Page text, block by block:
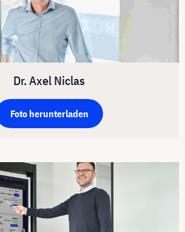
Dr. Axel Niclas
Foto herunterladen